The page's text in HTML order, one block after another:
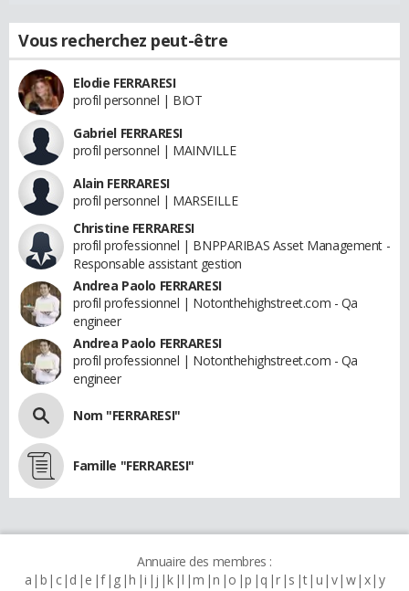
Vous recherchez peut-être
Elodie FERRARESI
profil personnel | BIOT
Gabriel FERRARESI
profil personnel | MAINVILLE
Alain FERRARESI
profil personnel | MARSEILLE
Christine FERRARESI
profil professionnel | BNPPARIBAS Asset Management -
Responsable assistant gestion
Andrea Paolo FERRARESI
profil professionnel | Notonthehighstreet.com - Qa
engineer
Andrea Paolo FERRARESI
profil professionnel | Notonthehighstreet.com - Qa
engineer
Nom "FERRARESI"
Famille "FERRARESI"
Annuaire des membres :
a b c d e f g h i j k l m n o p q r s t u v w x y